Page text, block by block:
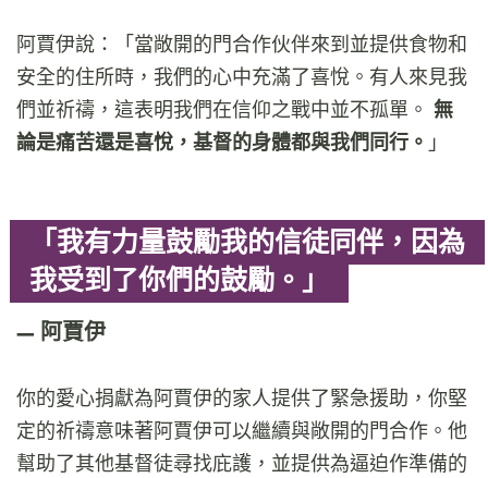
阿賈伊說：「當敞開的門合作伙伴來到並提供食物和
安全的住所時，我們的心中充滿了喜悅。有人來見我
們並祈禱，這表明我們在信仰之戰中並不孤單。 無
論是痛苦還是喜悅，基督的身體都與我們同行。 」
「我有力量鼓勵我的信徒同伴，因為
我受到了你們的鼓勵。」
阿賈伊
你的愛心捐獻為阿賈伊的家人提供了緊急援助，你堅
定的祈禱意味著阿賈伊可以繼續與敞開的門合作。他
幫助了其他基督徒尋找庇護，並提供為逼迫作準備的